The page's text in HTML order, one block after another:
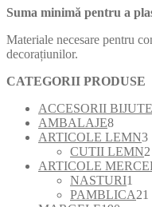
Suma minimă pentru a
Materiale necesare pentru
decorațiunilor.
CATEGORII PRODUSE
ACCESORII
AMBALAJE88
produse
ARTICOLE LEMN33
CUTII LEMN2
ARTICOLE
NASTURI1
PAMBLICA21